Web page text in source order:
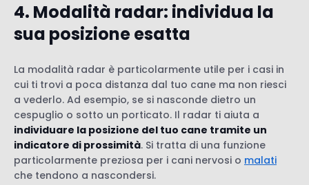
4. Modalità radar: individua la
sua posizione esatta
La modalità radar è particolarmente utile per i casi in
cui ti trovi a poca distanza dal tuo cane ma non riesci
a vederlo. Ad esempio, se si nasconde dietro un
cespuglio o sotto un porticato. Il radar ti aiuta a
individuare la posizione del tuo cane tramite un
indicatore di prossimità. Si tratta di una funzione
particolarmente preziosa per i cani nervosi o malati
che tendono a nascondersi.